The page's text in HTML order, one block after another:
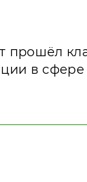
прошёл
в сфере